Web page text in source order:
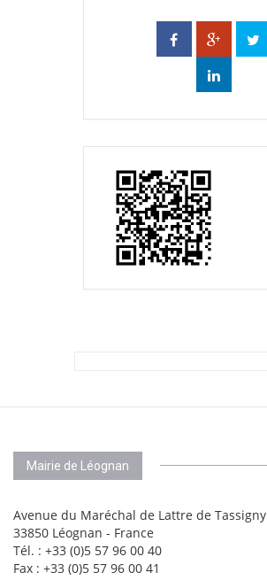
Mairie de Léognan
Avenue du Maréchal de Lattre de Tassigny
33850 Léognan - France
Tél. : +33 (0)5 57 96 00 40
Fax : +33 (0)5 57 96 00 41